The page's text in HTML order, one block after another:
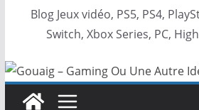
Blog Jeux vidéo, PS5, PS4,
Switch, Xbox Series, PC,